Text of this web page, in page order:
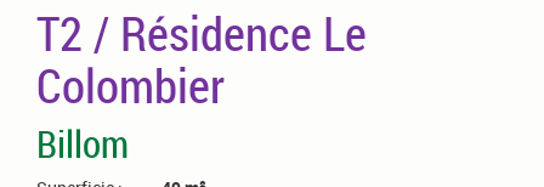
T2 / Résidence Le
Colombier
Billom